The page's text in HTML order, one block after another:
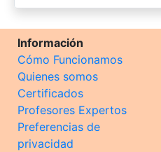
Información
Cómo Funcionamos
Quienes somos
Certificados
Profesores Expertos
Preferencias de
privacidad